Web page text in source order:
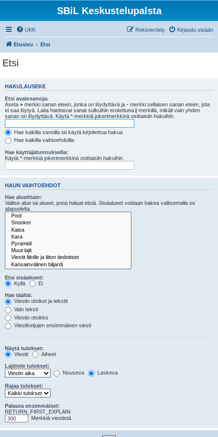
SBiL Keskustelupalsta
UKK Kirjaudu sisään
Rekisteröidy
Etusivu Etsi
Etsi
HAKULAUSEKE
Etsi avainsanoja:
Aseta + merkki sanan eteen, jonka on löydyttävä ja - merkki sellaisen sanan eteen, jota
ei saa löytyä. Laita haettavat sanat sulkuihin erotettuna |-merkillä, mikäli vain yhden
sanan on löydyttävä. Käytä *-merkkiä jokerimerkkinä osittaisiin hakuihin.
Hae kaikilla sanoilla tai käytä kirjoitettua hakua
Hae kaikilla vaihtoehdoilla
Hae käyttäjätunnuksella:
Käytä *-merkkiä jokerimerkkinä osittaisiin hakuihin.
HAUN VAIHTOEHDOT
Hae alueittain:
Valitse alue tai alueet, josta haluat etsiä. Sisäalueet voidaan hakea valitsemalla se
alapuolelta.
Etsi sisäalueet:
Kyllä
Ei
Hae täältä:
Viestin otsikot ja tekstit
Vain teksti
Viestin otsikko
Viestiketjujen ensimmäinen viesti
Näytä tulokset:
Viestit
Aiheet
Lajittele tulokset:
Nouseva
Laskeva
Rajaa tulokset:
Palauta ensimmäiset:
RETURN_FIRST_EXPLAIN
Merkkiä viestistä.